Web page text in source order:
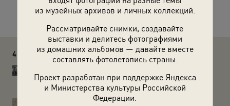
из музейных архивов и личных коллекций.
Рассматривайте снимки, создавайте
выставки и делитесь фотографиями
из домашних альбомов — давайте вместе
составлять фотолетопись страны.
Проект разработан при поддержке Яндекса
и Министерства культуры Российской
Федерации.
Расскажите друзьям об этом фото
4 комментария
Благовещенская пл вдали. Фото до 1895года судя по
Кремлю.
История России в фотографиях